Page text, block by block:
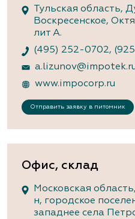
Тульская область,
Воскресенское,
лит А.
(495) 252-0702,
www.impocorp.ru
Отправить заявку в питомник
Офис, склад
Московская
н, городское
западнее села